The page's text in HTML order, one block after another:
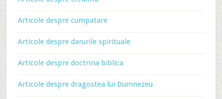
Articole despre cumpatare
Articole despre darurile spirituale
Articole despre doctrina biblica
Articole despre dragostea lui Dumnezeu